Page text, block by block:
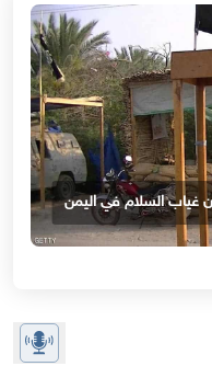
غياب السلام في اليمن